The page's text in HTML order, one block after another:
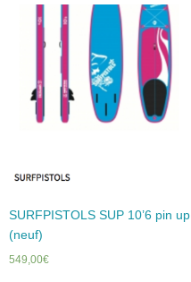
SURFPISTOLS SUP 10’6 pin up
(neuf)
549,00€